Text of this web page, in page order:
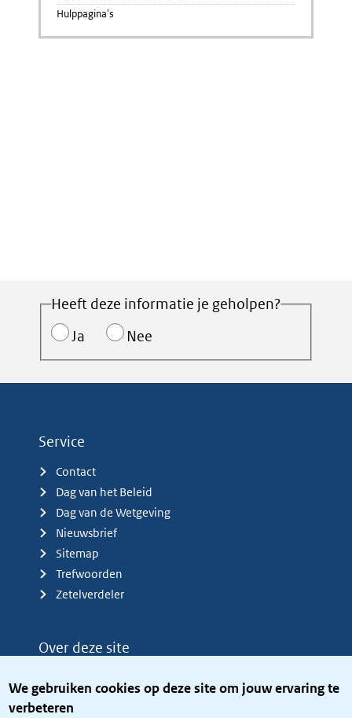
We gebruiken cookies op deze site om jouw ervaring te
verbeteren
Hulppagina's
Heeft deze informatie je geholpen?
Ja
Nee
Service
Contact
Dag van het Beleid
Dag van de Wetgeving
Nieuwsbrief
Sitemap
Trefwoorden
Zetelverdeler
Over deze site
Privacy